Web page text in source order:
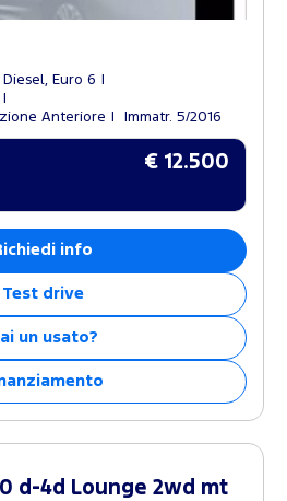
Diesel, Euro 6
Anteriore
Immatr. 5/2016
€ 12.500
info
Test drive
un usato?
d-4d Lounge 2wd mt